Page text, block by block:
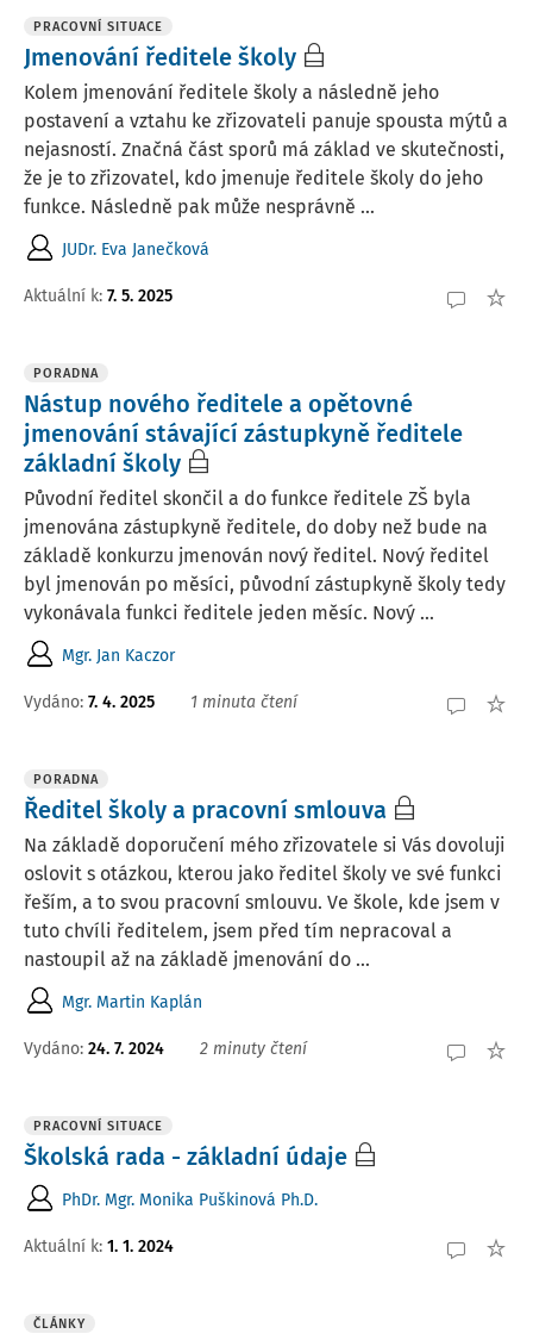
PRACOVNÍ SITUACE
Jmenování ředitele školy
Kolem jmenování ředitele školy a následně jeho
postavení a vztahu ke zřizovateli panuje spousta mýtů a
nejasností. Značná část sporů má základ ve skutečnosti,
že je to zřizovatel, kdo jmenuje ředitele školy do jeho
funkce. Následně pak může nesprávně ...
JUDr. Eva Janečková
Aktuální k: 7. 5. 2025
PORADNA
Nástup nového ředitele a opětovné
jmenování stávající zástupkyně ředitele
základní školy
Původní ředitel skončil a do funkce ředitele ZŠ byla
jmenována zástupkyně ředitele, do doby než bude na
základě konkurzu jmenován nový ředitel. Nový ředitel
byl jmenován po měsíci, původní zástupkyně školy tedy
vykonávala funkci ředitele jeden měsíc. Nový ...
Mgr. Jan Kaczor
Vydáno: 7. 4. 2025 1 minuta čtení
PORADNA
Ředitel školy a pracovní smlouva
Na základě doporučení mého zřizovatele si Vás dovoluji
oslovit s otázkou, kterou jako ředitel školy ve své funkci
řeším, a to svou pracovní smlouvu. Ve škole, kde jsem v
tuto chvíli ředitelem, jsem před tím nepracoval a
nastoupil až na základě jmenování do ...
Mgr. Martin Kaplán
Vydáno: 24. 7. 2024 2 minuty čtení
PRACOVNÍ SITUACE
Školská rada - základní údaje
PhDr. Mgr. Monika Puškinová Ph.D.
Aktuální k: 1. 1. 2024
ČLÁNKY